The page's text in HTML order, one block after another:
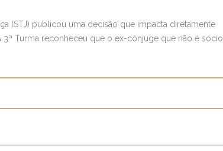
(STJ) publicou uma decisão que impacta diretamente
Turma reconheceu que o ex-cônjuge que não é sócio